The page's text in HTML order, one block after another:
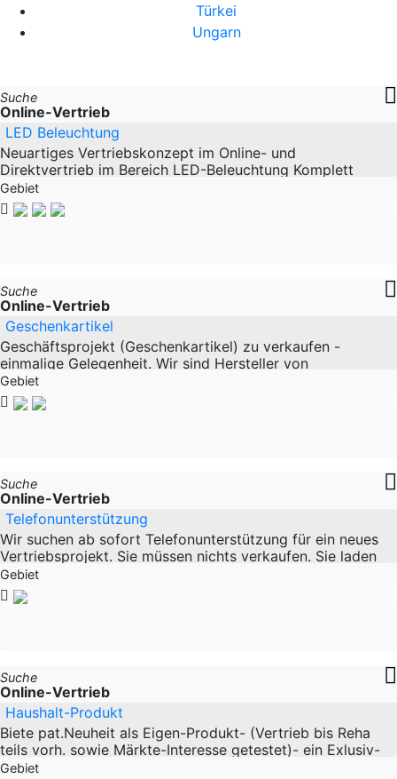
Türkei
Ungarn
Suche
Online-Vertrieb
LED Beleuchtung
Neuartiges Vertriebskonzept im Online- und
Direktvertrieb im Bereich LED-Beleuchtung Komplett
eingerichteter Online-Shop im Bereich LED-Beleuchtung,
in
Gebiet
Suche
Online-Vertrieb
Geschenkartikel
Geschäftsprojekt (Geschenkartikel) zu verkaufen -
einmalige Gelegenheit. Wir sind Hersteller von
Geschenkverpackungen mit Markenschutz und verkaufen
dieses
Gebiet
Suche
Online-Vertrieb
Telefonunterstützung
Wir suchen ab sofort Telefonunterstützung für ein neues
Vertriebsprojekt. Sie müssen nichts verkaufen. Sie laden
Heilpraktiker/innen zu einem kostenfreien
Gebiet
Suche
Online-Vertrieb
Haushalt-Produkt
Biete pat.Neuheit als Eigen-Produkt- (Vertrieb bis Reha
teils vorh. sowie Märkte-Interesse getestet)- ein Exlusiv-
oder Massen-Artikel-. --Verwendung: in Haus-
Gebiet